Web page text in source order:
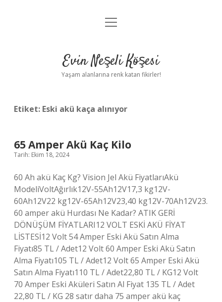
Anasayfa
Yasal Uyarı
menüyü
Evin Neşeli Köşesi
Yaşam alanlarına renk katan fikirler!
Etiket: Eski akü kaça alınıyor
65 Amper Akü Kaç Kilo
Tarih: Ekim 18, 2024
60 Ah akü Kaç Kg? Vision Jel Akü FiyatlarıAkü
ModeliVoltAğırlık12V-55Ah12V17,3 kg12V-
60Ah12V22 kg12V-65Ah12V23,40 kg12V-70Ah12V23.
60 amper akü Hurdası Ne Kadar? ATIK GERİ
DÖNÜŞÜM FİYATLARI12 VOLT ESKİ AKÜ FİYAT
LİSTESİ12 Volt 54 Amper Eski Akü Satın Alma
Fiyatı85 TL / Adet12 Volt 60 Amper Eski Akü Satın
Alma Fiyatı105 TL / Adet12 Volt 65 Amper Eski Akü
Satın Alma Fiyatı110 TL / Adet22,80 TL / KG12 Volt
70 Amper Eski Aküleri Satın Al Fiyat 135 TL / Adet
22,80 TL / KG 28 satır daha 75 amper akü kaç